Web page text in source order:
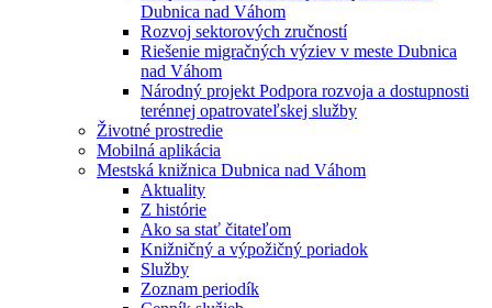
Dubnica nad Váhom
Rozvoj sektorových zručností
Riešenie migračných výziev v meste Dubnica
nad Váhom
Národný projekt Podpora rozvoja a dostupnosti
terénnej opatrovateľskej služby
Životné prostredie
Mobilná aplikácia
Mestská knižnica Dubnica nad Váhom
Aktuality
Z histórie
Ako sa stať čitateľom
Knižničný a výpožičný poriadok
Služby
Zoznam periodík